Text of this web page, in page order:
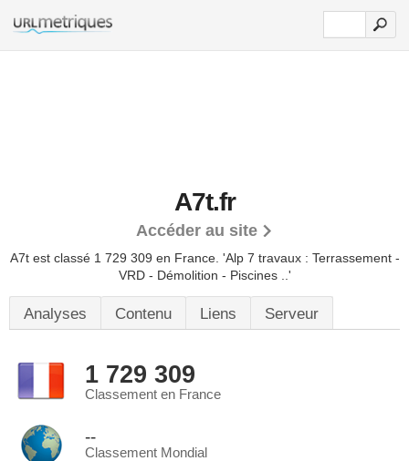
A7t.fr
Accéder au site
A7t est classé 1 729 309 en France. 'Alp 7 travaux : Terrassement -
VRD - Démolition - Piscines ..'
Analyses Contenu Liens Serveur
1 729 309
Classement en France
--
Classement Mondial